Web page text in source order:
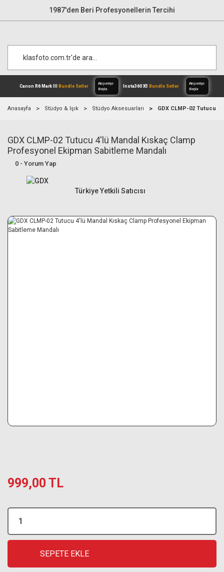
1987'den Beri Profesyonellerin Tercihi
Canon R6 Mark IIIBundle Setler
Alışverişe
Başla
Anasayfa Stüdyo & Işık Stüdyo Aksesuarları GDX CLMP-02 Tutucu
GDX CLMP-02 Tutucu 4'lü Mandal Kıskaç Clamp
Profesyonel Ekipman Sabitleme Mandalı
0 - Yorum Yap
Türkiye Yetkili Satıcısı
999,00 TL
SEPETE EKLE